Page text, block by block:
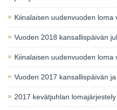
Kiinalaisen uudenvuoden loma
Vuoden 2018 kansallispäivän
Kiinalaisen uudenvuoden loma
Vuoden 2017 kansallispäivän
2017 kevätjuhlan lomajärjestely